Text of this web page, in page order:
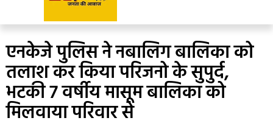
एनकेजे पुलिस ने नबालिग बालिका को
तलाश कर किया परिजनो के सुपुर्द,
भटकी 7 वर्षीय मासूम बालिका को
मिलवाया परिवार से